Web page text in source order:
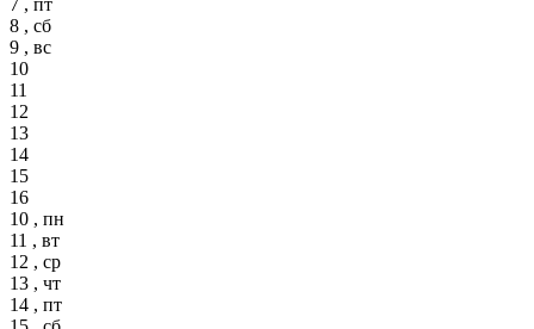
8 , сб
9 , вс
10
11
12
13
14
15
16
10 , пн
11 , вт
12 , ср
13 , чт
14 , пт